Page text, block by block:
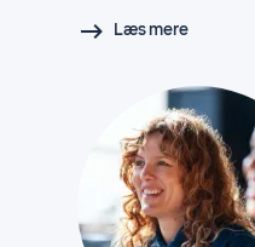
Læs mere